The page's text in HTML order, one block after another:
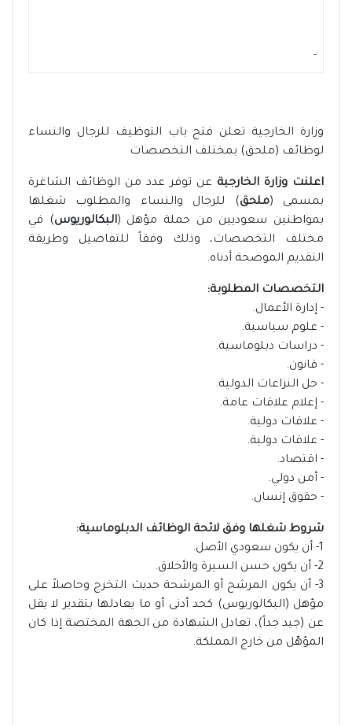
-
وزارة الخارجية تعلن فتح باب التوظيف للرجال والنساء
لوظائف (ملحق) بمختلف التخصصات
اعلنت وزارة الخارجية عن توفر عدد من الوظائف الشاغرة
بمسمى (ملحق) للرجال والنساء والمطلوب شغلها
بمواطنين سعوديين من حملة مؤهل (البكالوريوس) في
مختلف التخصصات، وذلك وفقاً للتفاصيل وطريقة
التقديم الموضحة أدناه.
التخصصات المطلوبة:
- إدارة الأعمال.
- علوم سياسية.
- دراسات دبلوماسية.
- قانون.
- حل النزاعات الدولية.
- إعلام علاقات عامة.
- علاقات دولية.
- علاقات دولية.
- اقتصاد.
- أمن دولي.
- حقوق إنسان.
شروط شغلها وفق لائحة الوظائف الدبلوماسية:
1- أن يكون سعودي الأصل.
2- أن يكون حسن السيرة والأخلاق.
3- أن يكون المرشح أو المرشحة حديث التخرج وحاصلاً على
مؤهل (البكالوريوس) كحد أدنى أو ما يعادلها بتقدير لا يقل
عن (جيد جداً)، تعادل الشهادة من الجهة المختصة إذا كان
المؤهّل من خارج المملكة.